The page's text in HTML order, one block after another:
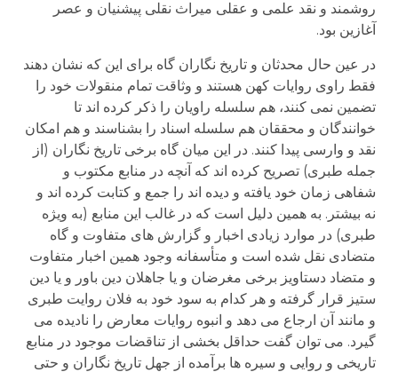
روشمند و نقد علمی و عقلی میراث نقلی پیشنیان و عصر
آغازین بود.
در عین حال محدثان و تاریخ نگاران گاه برای این که نشان دهند
فقط راوی روایات کهن هستند و وثاقت تمام منقولات خود را
تضمین نمی کنند، هم سلسله راویان را ذکر کرده اند تا
خوانندگان و محققان هم سلسله اسناد را بشناسند و هم امکان
نقد و وارسی پیدا کنند. در این میان گاه برخی تاریخ نگاران (از
جمله طبری) تصریح کرده اند که آنچه در منابع مکتوب و
شفاهی زمان خود یافته و دیده اند را جمع و کتابت کرده اند و
نه بیشتر. به همین دلیل است که در غالب این منابع (به ویژه
طبری) در موارد زیادی اخبار و گزارش های متفاوت و گاه
متضادی نقل شده است و متأسفانه وجود همین اخبار متفاوت
و متضاد دستاویز برخی مغرضان و یا جاهلان دین باور و یا دین
ستیز قرار گرفته و هر کدام به سود خود به فلان روایت طبری
و مانند آن ارجاع می دهد و انبوه روایات معارض را نادیده می
گیرد. می توان گفت حداقل بخشی از تناقضات موجود در منابع
تاریخی و روایی و سیره ها برآمده از جهل تاریخ نگاران و حتی